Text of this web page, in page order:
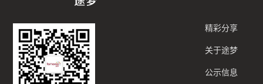
精彩分享
关于途梦
公示信息